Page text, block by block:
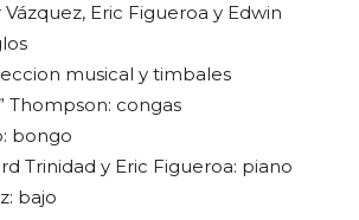
Vázquez, Eric Figueroa y Edwin
musical y timbales
Thompson: congas
bongo
Trinidad y Eric Figueroa: piano
bajo